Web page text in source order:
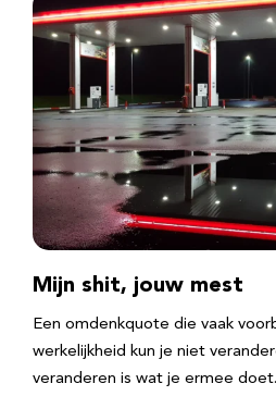
Mijn shit, jouw mest
Een omdenkquote die vaak
werkelijkheid kun je niet
veranderen is wat je ermee